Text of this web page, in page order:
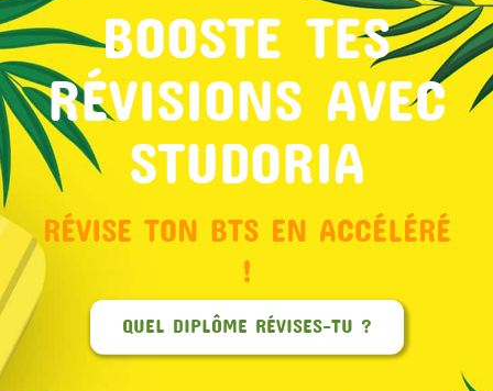
BOOSTE TES
RÉVISIONS AVEC
STUDORIA
RÉVISE TON BTS EN ACCÉLÉRÉ
!
QUEL DIPLÔME RÉVISES-TU ?